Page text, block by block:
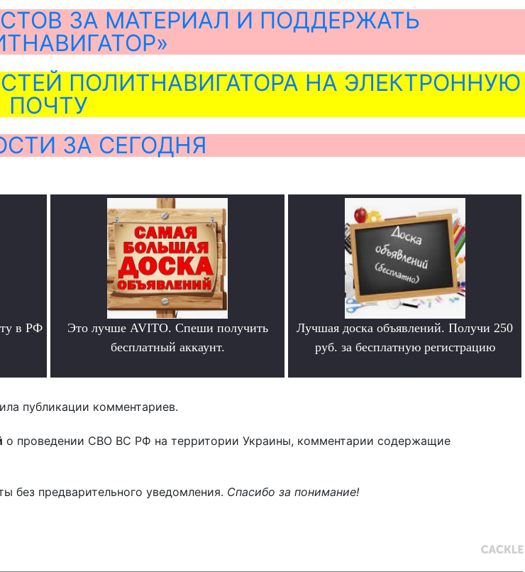
ЗА МАТЕРИАЛ И ПОДДЕРЖАТЬ
ПОЛИТНАВИГАТОРА НА ЭЛЕКТРОННУЮ
ПОЧТУ
ЗА СЕГОДНЯ
в РФ
Это лучше AVITO. Спеши получить
бесплатный аккаунт.
Лучшая доска объявлений. Получи 250
руб. за бесплатную регистрацию
публикации комментариев.
о проведении СВО ВС РФ на территории Украины, комментарии содержащие
без предварительного уведомления. Спасибо за понимание!